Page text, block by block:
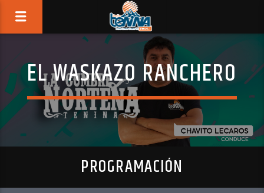
EL WASKAZO RANCHERO
PROGRAMACIÓN